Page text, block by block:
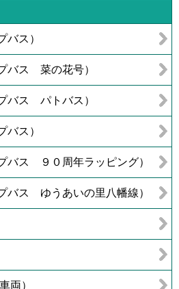
バス）
バス 菜の花号）
バス パトバス）
バス）
バス ９０周年ラッピング）
バス ゆうあいの里八幡線）
両）